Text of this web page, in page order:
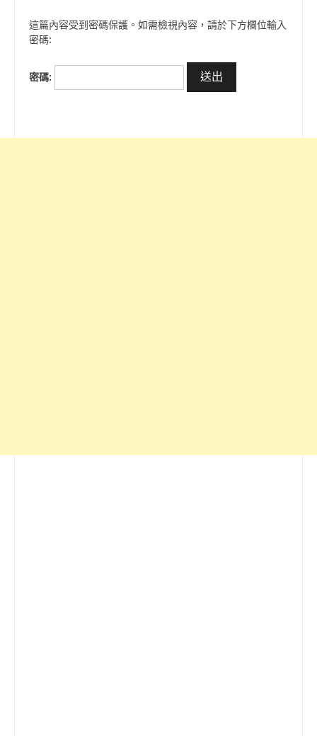
這篇內容受到密碼保護。如需檢視內容，請於下方欄位輸入
密碼:
密碼: